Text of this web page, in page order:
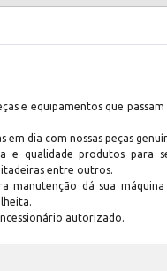
e equipamentos que
em dia com nossas peças
e qualidade produtos para
entre outros.
manutenção dá sua
autorizado.